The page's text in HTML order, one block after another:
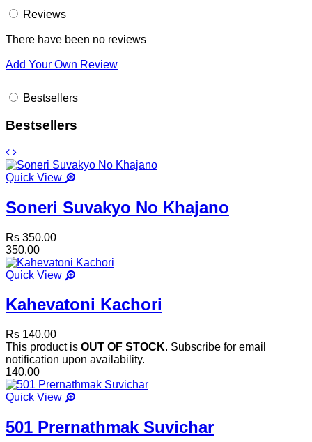
Reviews
There have been no reviews
Add Your Own Review
Bestsellers
Bestsellers
Quick View
Soneri Suvakyo No Khajano
Rs 350.00
350.00
Quick View
Kahevatoni Kachori
Rs 140.00
This product is OUT OF STOCK. Subscribe for email
notification upon availability.
140.00
Quick View
501 Prernathmak Suvichar